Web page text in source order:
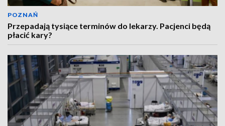
POZNAŃ
Przepadają tysiące terminów do lekarzy. Pacjenci będą
płacić kary?